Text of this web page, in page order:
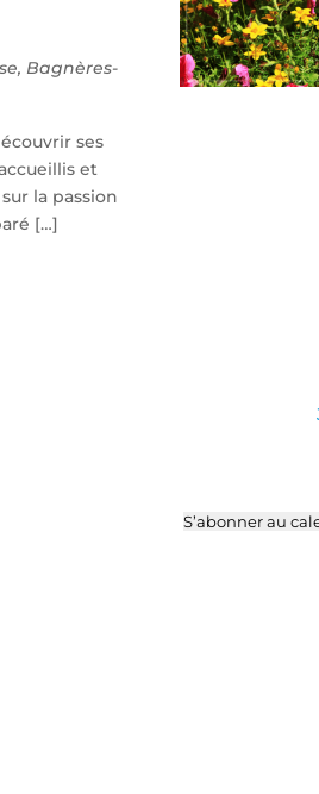
Bagnères-
ses
et
la passion
[…]
S’abonner au